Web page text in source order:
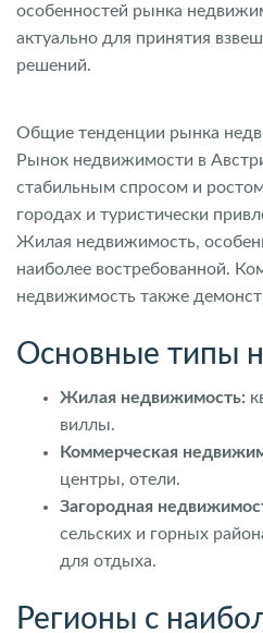
особенностей рынка
актуально для принятия
решений.
Общие тенденции рынка
Рынок недвижимости в
стабильным спросом и
городах и туристически
Жилая недвижимость,
наиболее востребованной.
недвижимость также
Основные типы
Жилая недвижимость:
виллы.
Коммерческая
центры, отели.
Загородная
сельских и горных
для отдыха.
Регионы с